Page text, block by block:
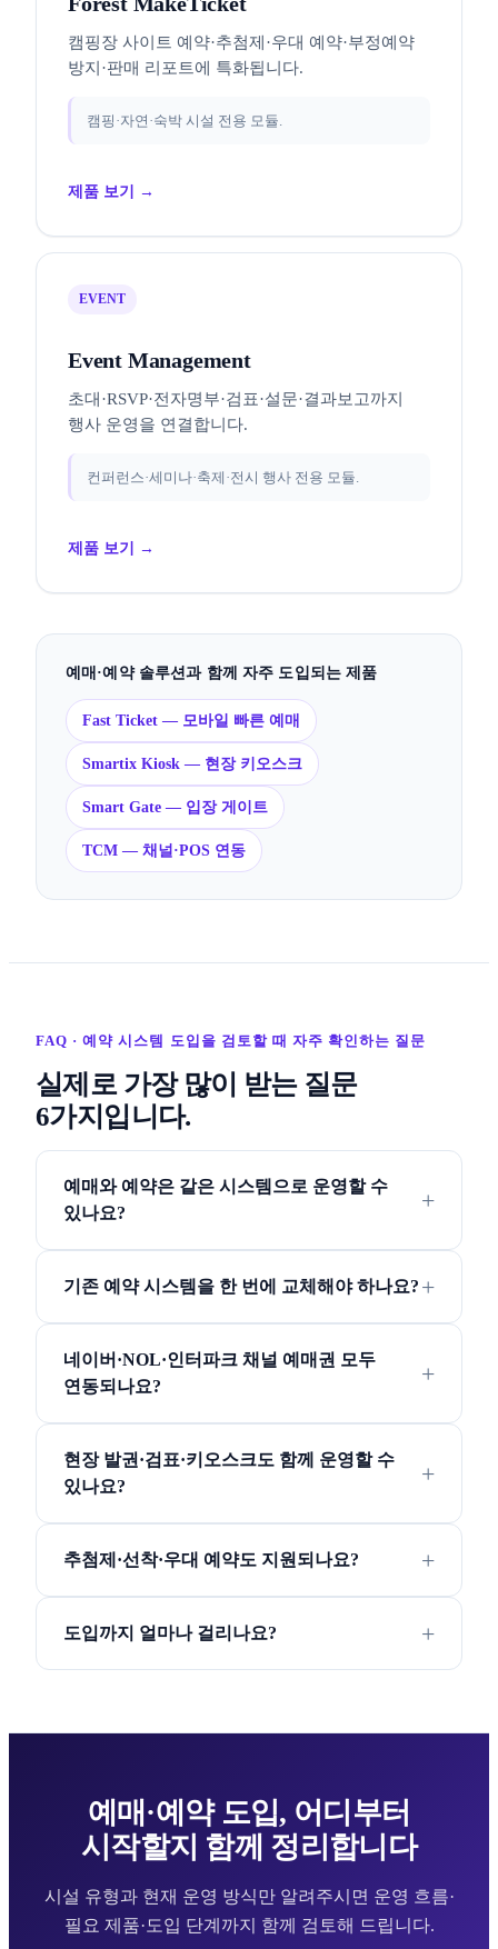
캠핑장 사이트 예약·추첨제·우대 예약·부정예약
방지·판매 리포트에 특화됩니다.
캠핑·자연·숙박 시설 전용 모듈.
제품 보기 →
EVENT
Event Management
초대·RSVP·전자명부·검표·설문·결과보고까지
행사 운영을 연결합니다.
컨퍼런스·세미나·축제·전시 행사 전용 모듈.
제품 보기 →
예매·예약 솔루션과 함께 자주 도입되는 제품
Fast Ticket — 모바일 빠른 예매
Smartix Kiosk — 현장 키오스크
Smart Gate — 입장 게이트
TCM — 채널·POS 연동
FAQ · 예약 시스템 도입을 검토할 때 자주 확인하는 질문
실제로 가장 많이 받는 질문
6가지입니다.
예매와 예약은 같은 시스템으로 운영할 수
있나요?
기존 예약 시스템을 한 번에 교체해야 하나요?
네이버·NOL·인터파크 채널 예매권 모두
연동되나요?
현장 발권·검표·키오스크도 함께 운영할 수
있나요?
추첨제·선착·우대 예약도 지원되나요?
도입까지 얼마나 걸리나요?
예매·예약 도입, 어디부터
시작할지 함께 정리합니다
시설 유형과 현재 운영 방식만 알려주시면 운영 흐름·
필요 제품·도입 단계까지 함께 검토해 드립니다.